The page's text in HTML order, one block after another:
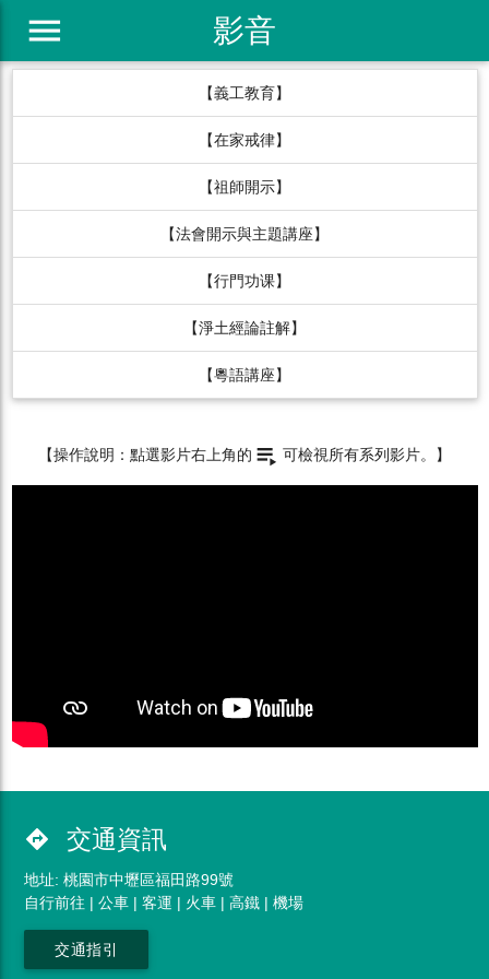
影音
menu
【義工教育】
【在家戒律】
【祖師開示】
【法會開示與主題講座】
【行門功课】
【淨土經論註解】
【粵語講座】
【操作說明：點選影片右上角的 playlist_play 可檢視所有系列影片。】
directions 交通資訊
地址: 桃園市中壢區福田路99號
自行前往 | 公車 | 客運 | 火車 | 高鐵 | 機場
交通指引